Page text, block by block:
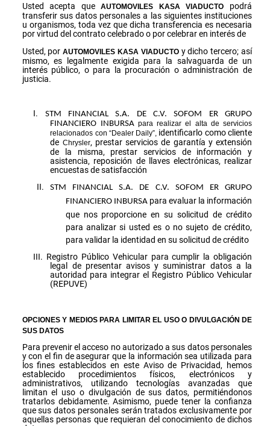
Usted acepta queAUTOMOVILES KASA VIADUCTO
podrá
transferir sus datos personales a las siguientes instituciones
u organismos, toda vez que dicha transferencia es necesaria
por virtud del contrato celebrado o por celebrar en interés de
Usted, porAUTOMOVILES KASA VIADUCTO y dicho tercero; así
mismo, es legalmente exigida para la salvaguarda de un
interés público, o para la procuración o administración de
justicia.
STM FINANCIAL S.A. DE C.V. SOFOM ER GRUPO
FINANCIERO INBURSA para realizar el alta de servicios
relacionados con “Dealer Daily”, identificarlo como cliente
de Chrysler, prestar servicios de garantía y extensión
de la misma, prestar servicios de información y
asistencia, reposición de llaves electrónicas, realizar
encuestas de satisfacción
STM FINANCIAL S.A. DE C.V. SOFOM ER GRUPO
FINANCIEROINBURSA para evaluar la información
que nos proporcione en su solicitud de crédito
para analizar si usted es o no sujeto de crédito,
para validar la identidad en su solicitud de crédito
Registro Público Vehicular para cumplir la obligación
legal de presentar avisos y suministrar datos a la
autoridad para integrar el Registro Público Vehicular
(REPUVE)
OPCIONES Y MEDIOS PARA LIMITAR EL USO O DIVULGACIÓN DE
SUS DATOS
Para prevenir el acceso no autorizado a sus datos personales
y con el fin de asegurar que la información sea utilizada para
los fines establecidos en este Aviso de Privacidad, hemos
establecido procedimientos físicos, electrónicos y
administrativos, utilizando tecnologías avanzadas que
limitan el uso o divulgación de sus datos, permitiéndonos
tratarlos debidamente. Asimismo, puede tener la confianza
que sus datos personales serán tratados exclusivamente por
aquellas personas que requieran del conocimiento de dichos